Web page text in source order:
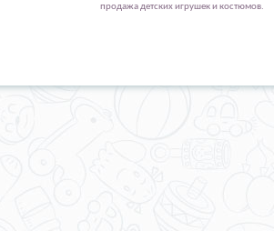
продажа детских игрушек и костюмов.